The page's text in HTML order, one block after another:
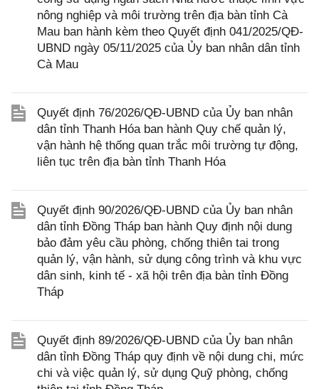
nông nghiệp và môi trường trên địa bàn tỉnh Cà
Mau ban hành kèm theo Quyết định 041/2025/QĐ-
UBND ngày 05/11/2025 của Ủy ban nhân dân tỉnh
Cà Mau
Quyết định 76/2026/QĐ-UBND của Ủy ban nhân
dân tỉnh Thanh Hóa ban hành Quy chế quản lý,
vận hành hệ thống quan trắc môi trường tự động,
liên tục trên địa bàn tỉnh Thanh Hóa
Quyết định 90/2026/QĐ-UBND của Ủy ban nhân
dân tỉnh Đồng Tháp ban hành Quy định nội dung
bảo đảm yêu cầu phòng, chống thiên tai trong
quản lý, vận hành, sử dụng công trình và khu vực
dân sinh, kinh tế - xã hội trên địa bàn tỉnh Đồng
Tháp
Quyết định 89/2026/QĐ-UBND của Ủy ban nhân
dân tỉnh Đồng Tháp quy định về nội dung chi, mức
chi và việc quản lý, sử dụng Quỹ phòng, chống